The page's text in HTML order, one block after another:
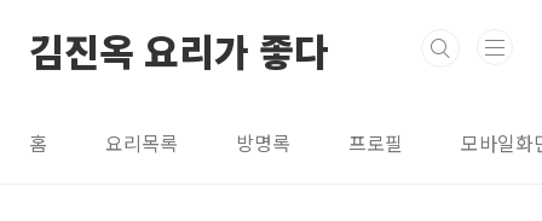
김진옥 요리가 좋다
홈 요리목록 방명록 프로필 모바일화